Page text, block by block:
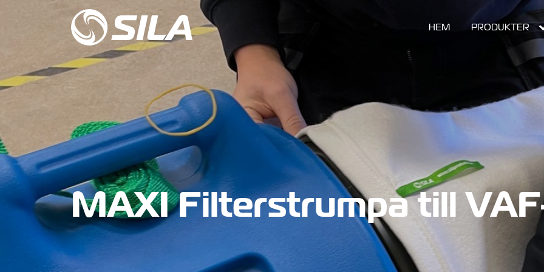
PRODUKTER
HEM
MAXI Filterstrumpa till